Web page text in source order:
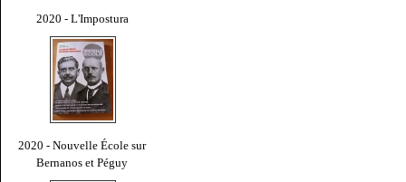
2020 - L'Impostura
2020 - Nouvelle École sur
Bernanos et Péguy